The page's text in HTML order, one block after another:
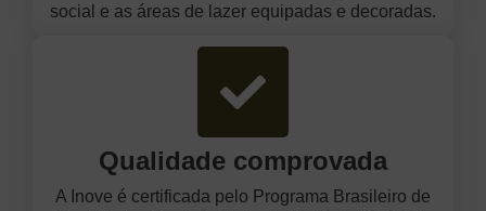
social e as áreas de lazer equipadas e decoradas.
Qualidade comprovada
A Inove é certificada pelo Programa Brasileiro de